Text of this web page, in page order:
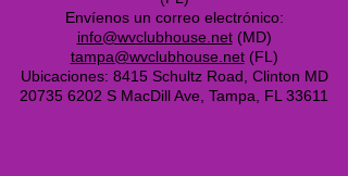
Envíenos un correo electrónico:
info@wvclubhouse.net(MD)
tampa@wvclubhouse.net(FL)
Ubicaciones: 8415 Schultz Road, Clinton MD
20735 6202 S MacDill Ave, Tampa, FL 33611